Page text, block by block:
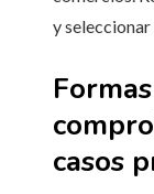
y
casos